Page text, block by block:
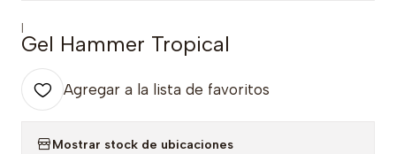
|
Gel Hammer Tropical
Agregar a la lista de favoritos
Mostrar stock de ubicaciones